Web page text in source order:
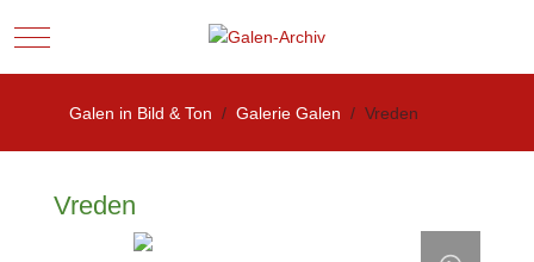
Mobile Menu Toggle
Galen in Bild & Ton Galerie Galen Vreden
Vreden